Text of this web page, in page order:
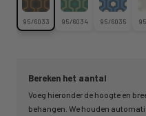
Bereken het aantal
Voeg hieronder de hoogte en
behangen. We houden
95/6033 95/6034 95/6035